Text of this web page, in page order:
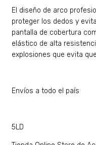
El diseño de arco
proteger los dedos y
pantalla de cobertura
elástico de alta
explosiones que evita
Envíos a todo el país
5LD